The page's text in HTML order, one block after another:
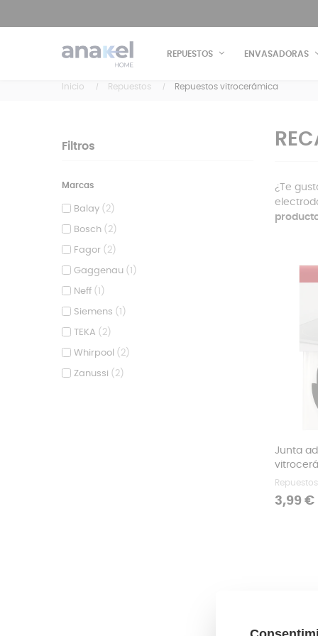
REPUESTOS ENVASADORAS
Inicio Repuestos Repuestos vitrocerámica
Filtros
Marcas
Balay (2)
Bosch (2)
Fagor (2)
Gaggenau (1)
Neff (1)
Siemens (1)
TEKA (2)
Whirpool (2)
Zanussi (2)
¿Te
Junta
Precio
3,99 €